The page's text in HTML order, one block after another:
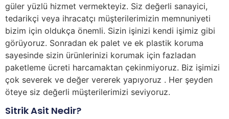
güler yüzlü hizmet vermekteyiz. Siz değerli sanayici,
tedarikçi veya ihracatçı müşterilerimizin memnuniyeti
bizim için oldukça önemli. Sizin işinizi kendi işimiz gibi
görüyoruz. Sonradan ek palet ve ek plastik koruma
sayesinde sizin ürünlerinizi korumak için fazladan
paketleme ücreti harcamaktan çekinmiyoruz. Biz işimizi
çok severek ve değer vererek yapıyoruz . Her şeyden
öteye siz değerli müşterilerimizi seviyoruz.
Sitrik Asit Nedir?